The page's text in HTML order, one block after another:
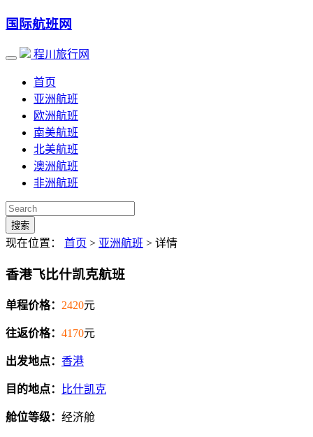
国际航班网
程川旅行网
首页
亚洲航班
欧洲航班
南美航班
北美航班
澳洲航班
非洲航班
搜索
现在位置： 首页 > 亚洲航班 > 详情
香港飞比什凯克航班
单程价格： 2420元
往返价格： 4170元
出发地点： 香港
目的地点： 比什凯克
舱位等级： 经济舱